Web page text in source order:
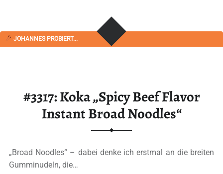
JOHANNES PROBIERT...
#3317: Koka „Spicy Beef Flavor
Instant Broad Noodles“
„Broad Noodles“ – dabei denke ich erstmal an die breiten
Gumminudeln, die…